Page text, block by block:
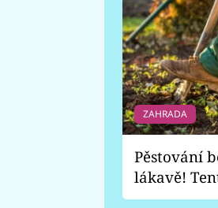
ZAHRADA
Pěstování
lákavě!
vhodný